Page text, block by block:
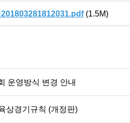
(1.5M)
운영방식 변경 안내
상경기규칙 (개정판)